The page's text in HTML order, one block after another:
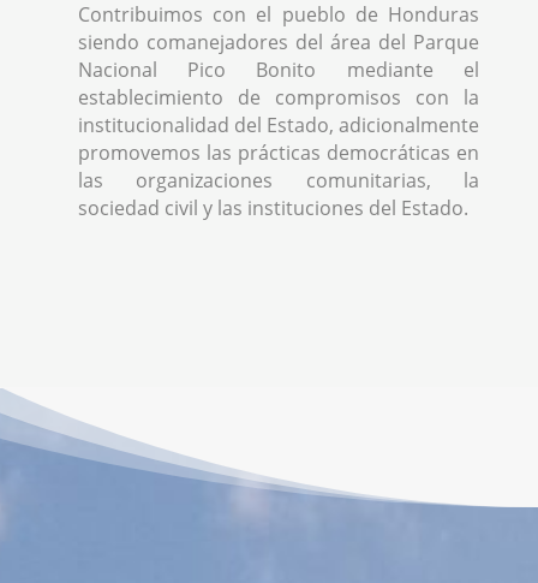
Contribuimos con el pueblo de Honduras
siendo comanejadores del área del Parque
Nacional Pico Bonito mediante el
establecimiento de compromisos con la
institucionalidad del Estado, adicionalmente
promovemos las prácticas democráticas en
las organizaciones comunitarias, la
sociedad civil y las instituciones del Estado.